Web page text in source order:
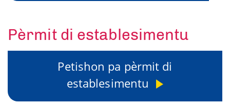
Pèrmit di establesimentu
Petishon pa pèrmit di
establesimentu